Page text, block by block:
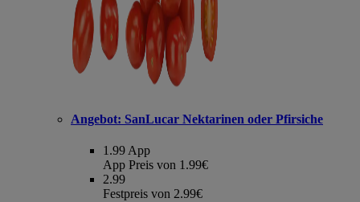
Angebot: SanLucar Nektarinen oder Pfirsiche
1.99 App
App Preis von 1.99€
2.99
Festpreis von 2.99€